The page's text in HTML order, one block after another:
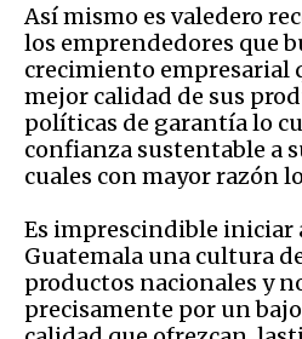
Así mismo es valedero
los emprendedores que
crecimiento empresarial
mejor calidad de sus
políticas de garantía lo
confianza sustentable a
cuales con mayor razón
Es imprescindible iniciar
Guatemala una cultura
productos nacionales y
precisamente por un